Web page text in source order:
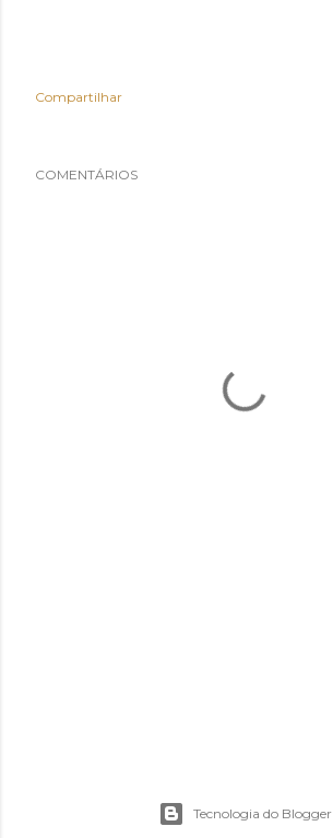
Compartilhar
COMENTÁRIOS
Tecnologia do Blogger